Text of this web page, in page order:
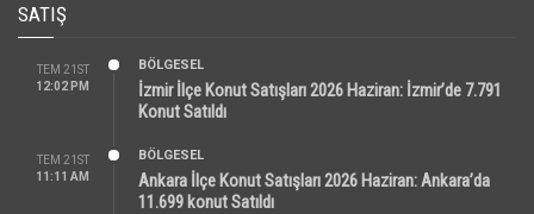
SATIŞ
TEM 21ST
12:02 PM
BÖLGESEL
İzmir İlçe Konut Satışları 2026 Haziran: İzmir’de 7.791
Konut Satıldı
TEM 21ST
11:11 AM
BÖLGESEL
Ankara İlçe Konut Satışları 2026 Haziran: Ankara’da
11.699 konut Satıldı